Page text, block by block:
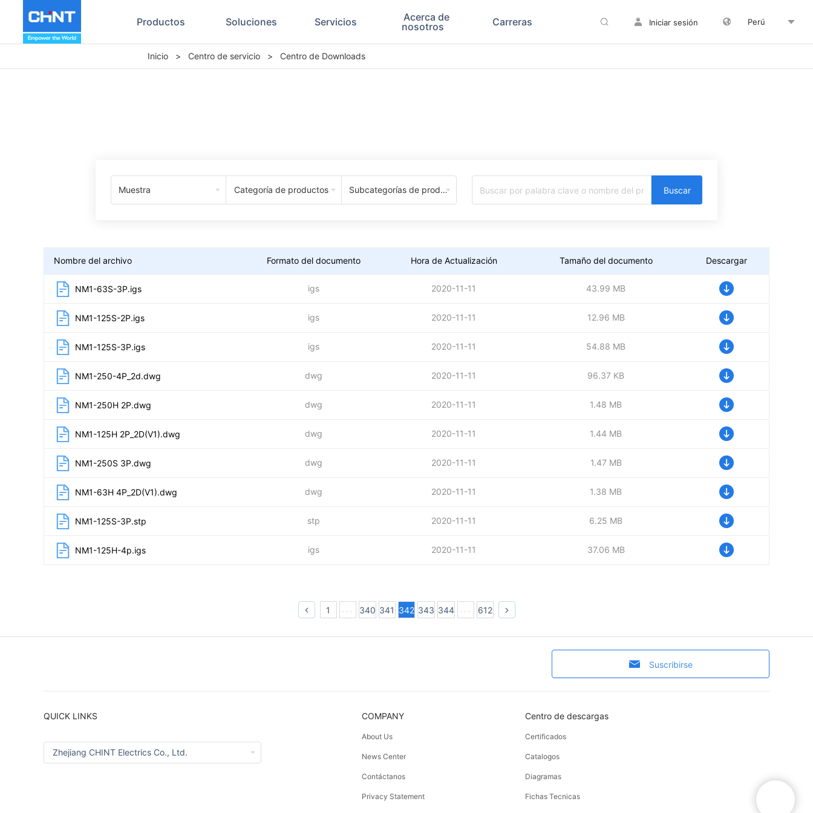
Iniciar sesión Perú
Productos Soluciones Servicios
Acerca de
nosotros
Carreras
Inicio > Centro de servicio > Centro de Downloads
Muestra Categoría de productos Subcategorías de productos Buscar
Nombre del archivo Formato del documento Hora de Actualización Tamaño del documento Descargar
NM1-63S-3P.igs igs 2020-11-11 43.99 MB
NM1-125S-2P.igs igs 2020-11-11 12.96 MB
NM1-125S-3P.igs igs 2020-11-11 54.88 MB
NM1-250-4P_2d.dwg dwg 2020-11-11 96.37 KB
NM1-250H 2P.dwg dwg 2020-11-11 1.48 MB
NM1-125H 2P_2D(V1).dwg dwg 2020-11-11 1.44 MB
NM1-250S 3P.dwg dwg 2020-11-11 1.47 MB
NM1-63H 4P_2D(V1).dwg dwg 2020-11-11 1.38 MB
NM1-125S-3P.stp stp 2020-11-11 6.25 MB
NM1-125H-4p.igs igs 2020-11-11 37.06 MB
1 340 341 342 343 344 612
Suscribirse
QUICK LINKS
Zhejiang CHINT Electrics Co., Ltd.
COMPANY
About Us
News Center
Contáctanos
Privacy Statement
Centro de descargas
Certificados
Catalogos
Diagramas
Fichas Tecnicas